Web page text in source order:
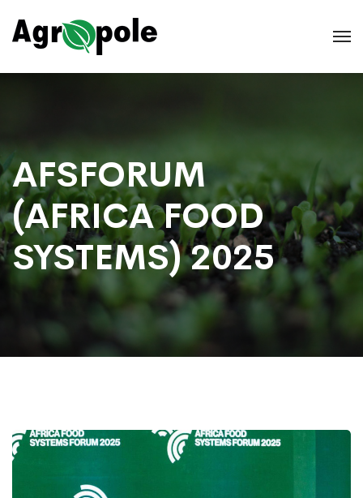
AFSFORUM
(AFRICA FOOD
SYSTEMS) 2025